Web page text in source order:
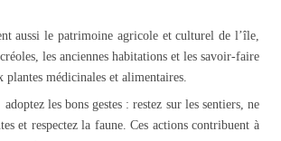
aussi le patrimoine agricole et culturel de l’île,
les anciennes habitations et les savoir-faire
médicinales et alimentaires.
les bons gestes : restez sur les sentiers, ne
et respectez la faune. Ces actions contribuent à